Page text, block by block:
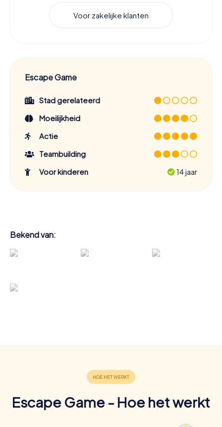
Voor zakelijke klanten
Escape Game
Stad gerelateerd
Moeilijkheid
Actie
Teambuilding
Voor kinderen
14 jaar
Bekend van:
Escape Game - Hoe het werkt